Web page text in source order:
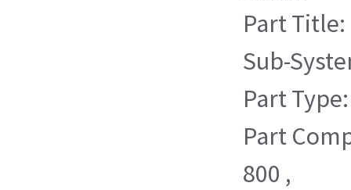
Part
Sub-
Part
Part
800 ,